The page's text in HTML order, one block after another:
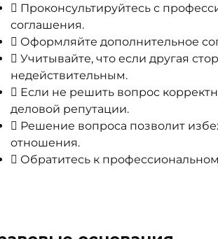
Проконсультируйтесь с
соглашения.
Оформляйте дополнительное
Учитывайте, что если другая
недействительным.
Если не решить вопрос
деловой репутации.
Решение вопроса позволит
отношения.
Обратитесь к